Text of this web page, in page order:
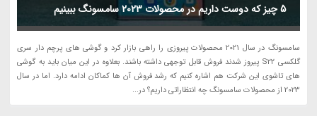
5 چیز که دوست داریم در محصولات 2023 سامسونگ ببینیم
سامسونگ در سال 2021 محصولات پیروزی را راهی بازار کرد و گوشی های پرچم دار سری
گلکسی S22 پیروز شدند فروش قابل توجهی داشته باشند. بعلاوه در این میان باید به گوشی
های تاشوی این شرکت هم اشاره کنیم که رشد فروش آن ها کماکان ادامه دارد. اما در سال
2023 از محصولات سامسونگ چه انتظاراتی داریم؟ در...